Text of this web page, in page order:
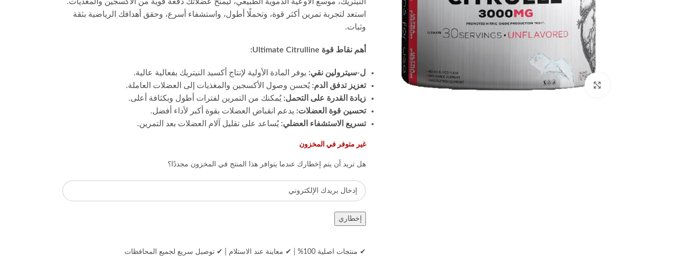
اضغط للتكبير
استعد لتجربة تمرين أكثر قوة، وتحملًا أطول، واستشفاء أسرع، وحقق أهدافك الرياضية بثقة
وثبات.
أهم نقاط قوة Ultimate Citrulline:
ل-سيترولين نقي: يوفر المادة الأولية لإنتاج أكسيد النيتريك بفعالية عالية.
تعزيز تدفق الدم: يُحسن وصول الأكسجين والمغذيات إلى العضلات العاملة.
زيادة القدرة على التحمل: يُمكنك من التمرين لفترات أطول وبكثافة أعلى.
تحسين قوة العضلات: يدعم انقباض العضلات بقوة أكبر لأداء أفضل.
تسريع الاستشفاء العضلي: يُساعد على تقليل آلام العضلات بعد التمرين.
غير متوفر في المخزون
هل تريد أن يتم إخطارك عندما يتوافر هذا المنتج في المخزون مجددًا؟
إخطاري
✔ منتجات اصلية 100% ✔ معاينة عند الاستلام ✔ توصيل سريع لجميع المحافظات